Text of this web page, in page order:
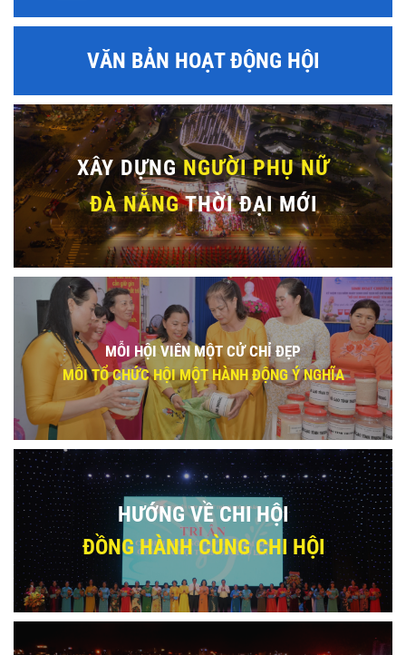
VĂN BẢN HOẠT ĐỘNG HỘI
XÂY DỰNGNGƯỜI PHỤ NỮ
ĐÀ NẴNGTHỜI ĐẠI MỚI
MỖI HỘI VIÊN MỘT CỬ CHỈ ĐẸP
MỖI TỔ CHỨC HỘI MỘT HÀNH ĐỘNG Ý NGHĨA
HƯỚNG VỀ CHI HỘI
ĐỒNG HÀNH CÙNG CHI HỘI